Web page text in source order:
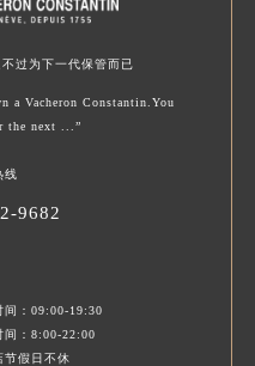
过为下一代保管而已
a Vacheron Constantin.You
the next ...”
线
9682
间：09:00-19:30
间：8:00-22:00
节假日不休